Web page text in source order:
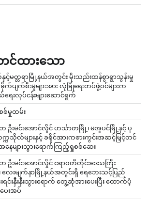
င်ထားသော
မတ္တရာမြို့နယ်အတွင်း မိုးသည်းထန်စွာရွာသွန်းမှု
ခိုက်ပျက်စီးမှုများအား လုံခြုံရေးတပ်ဖွဲ့ဝင်များက
လုပ်ငန်းများဆောင်ရွက်
စ်မှုထမ်း
ဦးမင်းအောင်လှိုင် ဟင်္သာတမြို့၊ မအူပင်မြို့နှင့် ပု
သိုလ်များနှင့် ခရိုင်အားကစားကွင်းအဆင့်မြှင့်တင်
နေများသွားရောက်ကြည့်ရှုစစ်ဆေး
ဦးမင်းအောင်လှိုင် ဧရာဝတီတိုင်းဒေသကြီး
လေးမျက်နှာမြို့နယ်အတွင်းရှိ ရေဘေးသင့်ပြည်
းရင်းနှီးနှီးသွားရောက် တွေ့ဆုံအားပေးပြီး ထောက်ပံ့
ပေးအပ်